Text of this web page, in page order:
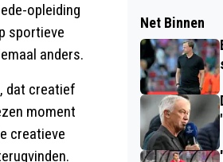
opleiding
sportieve
anders.
dat creatief
moment
creatieve
Net Binnen